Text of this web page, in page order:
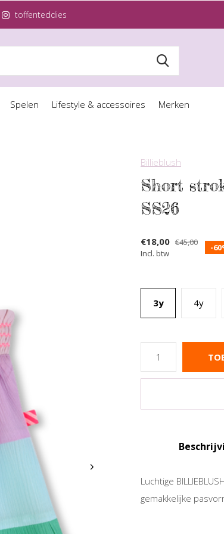
Spelen Lifestyle & accessoires Merken
toffenteddies
Billieblush
Short
SS26
€18,00 €45,00
Incl. btw
-
3y 4y
Luchtige
gemakkelijke